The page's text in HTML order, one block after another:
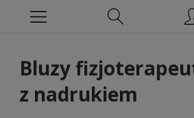
Bluzy
z nadrukiem